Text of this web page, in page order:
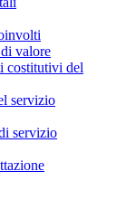
valore
costitutivi del
servizio
servizio